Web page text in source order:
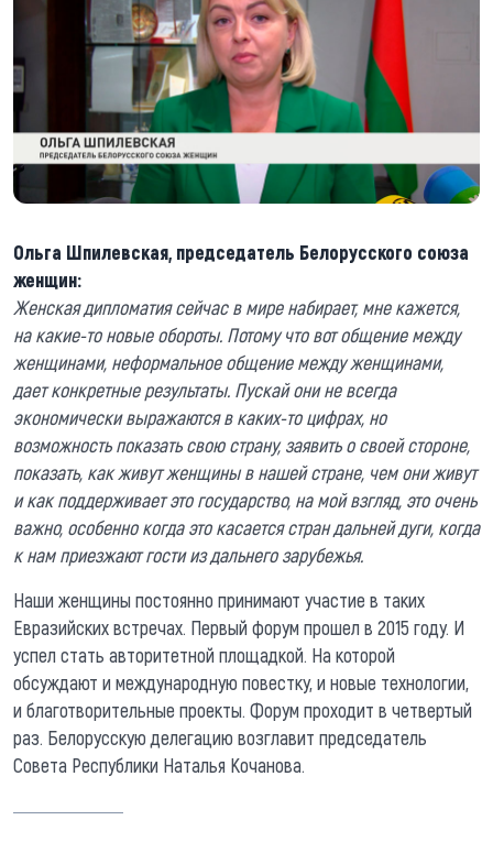
Ольга Шпилевская, председатель Белорусского союза
женщин:
Женская дипломатия сейчас в мире набирает, мне кажется,
на какие-то новые обороты. Потому что вот общение между
женщинами, неформальное общение между женщинами,
дает конкретные результаты. Пускай они не всегда
экономически выражаются в каких-то цифрах, но
возможность показать свою страну, заявить о своей стороне,
показать, как живут женщины в нашей стране, чем они живут
и как поддерживает это государство, на мой взгляд, это очень
важно, особенно когда это касается стран дальней дуги, когда
к нам приезжают гости из дальнего зарубежья.
Наши женщины постоянно принимают участие в таких
Евразийских встречах. Первый форум прошел в 2015 году. И
успел стать авторитетной площадкой. На которой
обсуждают и международную повестку, и новые технологии,
и благотворительные проекты. Форум проходит в четвертый
раз. Белорусскую делегацию возглавит председатель
Совета Республики Наталья Кочанова.